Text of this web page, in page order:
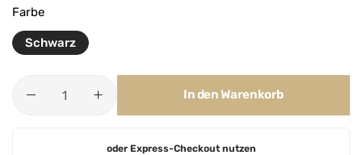
Farbe
Schwarz
In den Warenkorb
oder Express-Checkout nutzen